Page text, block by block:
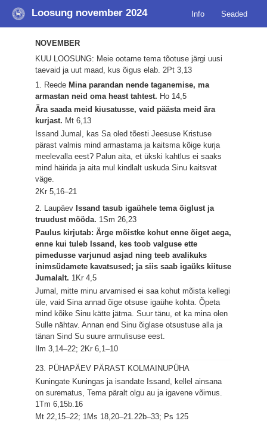
Loosung november 2024 Info Seaded
NOVEMBER
KUU LOOSUNG: Meie ootame tema tõotuse järgi uusi
taevaid ja uut maad, kus õigus elab. 2Pt 3,13
1. Reede Mina parandan nende taganemise, ma
armastan neid oma heast tahtest. Ho 14,5
Ära saada meid kiusatusse, vaid päästa meid ära
kurjast. Mt 6,13
Issand Jumal, kas Sa oled tõesti Jeesuse Kristuse
pärast valmis mind armastama ja kaitsma kõige kurja
meelevalla eest? Palun aita, et ükski kahtlus ei saaks
mind häirida ja aita mul kindlalt uskuda Sinu kaitsvat
väge.
2Kr 5,16–21
2. Laupäev Issand tasub igaühele tema õiglust ja
truudust mööda. 1Sm 26,23
Paulus kirjutab: Ärge mõistke kohut enne õiget aega,
enne kui tuleb Issand, kes toob valguse ette
pimedusse varjunud asjad ning teeb avalikuks
inimsüdamete kavatsused; ja siis saab igaüks kiituse
Jumalalt. 1Kr 4,5
Jumal, mitte minu arvamised ei saa kohut mõista kellegi
üle, vaid Sina annad õige otsuse igaühe kohta. Õpeta
mind kõike Sinu kätte jätma. Suur tänu, et ka mina olen
Sulle nähtav. Annan end Sinu õiglase otsustuse alla ja
tänan Sind Su suure armulisuse eest.
Ilm 3,14–22; 2Kr 6,1–10
23. PÜHAPÄEV PÄRAST KOLMAINUPÜHA
Kuningate Kuningas ja isandate Issand, kellel ainsana
on surematus, Tema päralt olgu au ja igavene võimus.
1Tm 6,15b.16
Mt 22,15–22; 1Ms 18,20–21.22b–33; Ps 125